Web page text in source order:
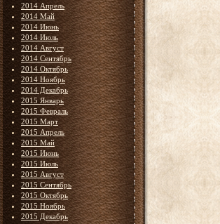
2014 Апрель
2014 Май
2014 Июнь
2014 Июль
2014 Август
2014 Сентябрь
2014 Октябрь
2014 Ноябрь
2014 Декабрь
2015 Январь
2015 Февраль
2015 Март
2015 Апрель
2015 Май
2015 Июнь
2015 Июль
2015 Август
2015 Сентябрь
2015 Октябрь
2015 Ноябрь
2015 Декабрь